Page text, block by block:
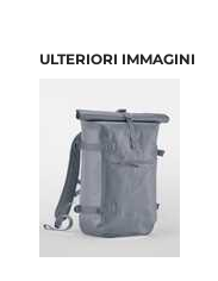
ULTERIORI IMMAGINI